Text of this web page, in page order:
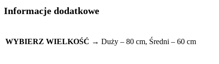
Informacje dodatkowe
WYBIERZ WIELKOŚĆ → Duży – 80 cm, Średni – 60 cm